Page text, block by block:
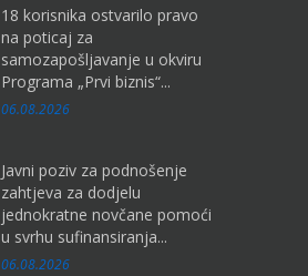
18 korisnika ostvarilo pravo
na poticaj za
samozapošljavanje u okviru
Programa „Prvi biznis“...
06.08.2026
Javni poziv za podnošenje
zahtjeva za dodjelu
jednokratne novčane pomoći
u svrhu sufinansiranja...
06.08.2026